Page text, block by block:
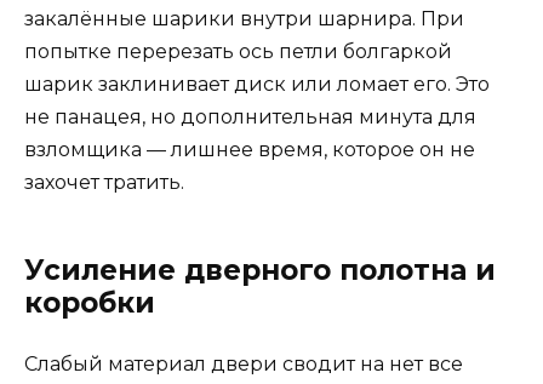
закалённые шарики внутри шарнира. При
попытке перерезать ось петли болгаркой
шарик заклинивает диск или ломает его. Это
не панацея, но дополнительная минута для
взломщика — лишнее время, которое он не
захочет тратить.
Усиление дверного полотна и
коробки
Слабый материал двери сводит на нет все